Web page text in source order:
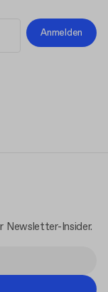
Anmelden
Insider.